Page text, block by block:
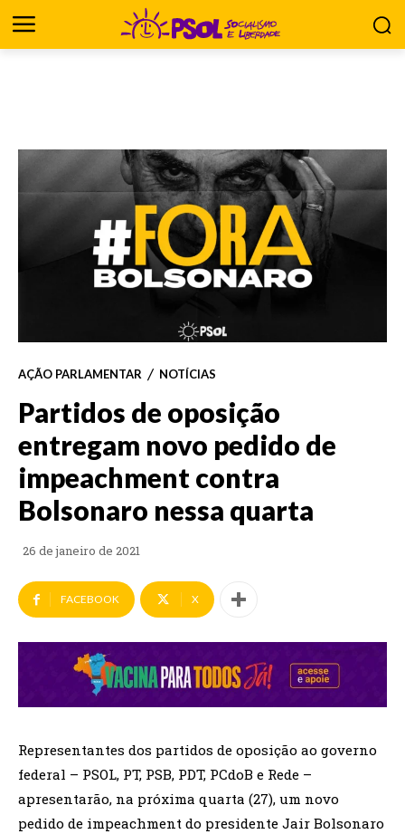
AÇÃO PARLAMENTAR NOTÍCIAS
Partidos de oposição
entregam novo pedido de
impeachment contra
Bolsonaro nessa quarta
26 de janeiro de 2021
FACEBOOK X
Representantes dos partidos de oposição ao governo
federal – PSOL, PT, PSB, PDT, PCdoB e Rede –
apresentarão, na próxima quarta (27), um novo
pedido de impeachment do presidente Jair Bolsonaro